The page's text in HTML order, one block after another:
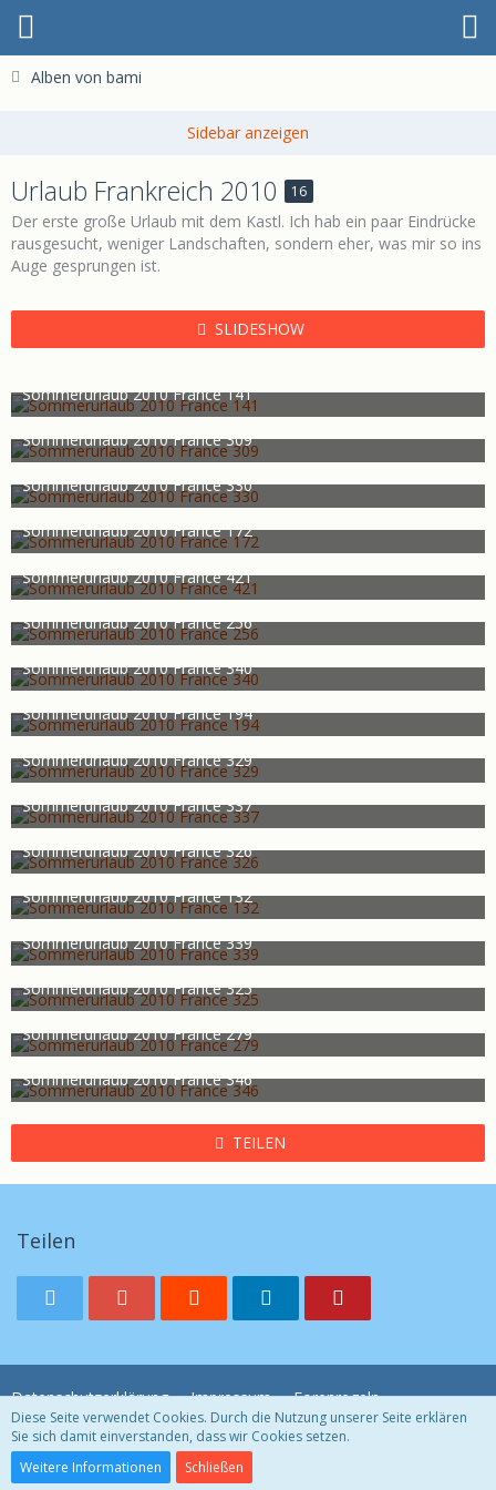
Alben von bami
Urlaub Frankreich 2010 16
Der erste große Urlaub mit dem Kastl. Ich hab ein paar Eindrücke
rausgesucht, weniger Landschaften, sondern eher, was mir so ins
Auge gesprungen ist.
SLIDESHOW
Sommerurlaub 2010 France 141
bami
30. Juli 2011
749
0 0
Sommerurlaub 2010 France 309
bami
30. Juli 2011
701
0 0
Sommerurlaub 2010 France 330
bami
30. Juli 2011
682
0 0
Sommerurlaub 2010 France 172
bami
30. Juli 2011
726
0 0
Sommerurlaub 2010 France 421
bami
30. Juli 2011
735
0 0
Sommerurlaub 2010 France 256
bami
30. Juli 2011
734
0 0
Sommerurlaub 2010 France 340
bami
30. Juli 2011
705
0 0
Sommerurlaub 2010 France 194
bami
30. Juli 2011
899
0 0
Sommerurlaub 2010 France 329
bami
30. Juli 2011
923
0 0
Sommerurlaub 2010 France 337
bami
30. Juli 2011
846
0 0
Sommerurlaub 2010 France 326
bami
30. Juli 2011
871
0 0
Sommerurlaub 2010 France 132
bami
30. Juli 2011
856
0 0
Sommerurlaub 2010 France 339
bami
30. Juli 2011
792
0 0
Sommerurlaub 2010 France 325
bami
30. Juli 2011
883
0 0
Sommerurlaub 2010 France 279
bami
30. Juli 2011
922
0 0
Sommerurlaub 2010 France 346
bami
30. Juli 2011
989
0 0
TEILEN
Teilen
Datenschutzerklärung Impressum Forenregeln
Community-Software:
Diese Seite verwendet Cookies. Durch die Nutzung unserer Seite erklären
Sie sich damit einverstanden, dass wir Cookies setzen.
Weitere Informationen
Schließen